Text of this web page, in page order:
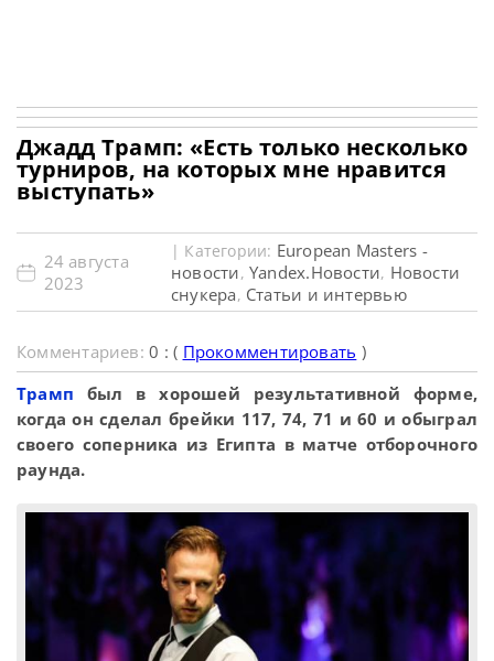
Джадд Трамп: «Есть только несколько
турниров, на которых мне нравится
выступать»
24 августа
2023
| Категории: European Masters -
новости, Yandex.Новости, Новости
снукера, Статьи и интервью
Комментариев:0 : ( Прокомментировать )
Трамп был в хорошей результативной форме,
когда он сделал брейки 117, 74, 71 и 60 и обыграл
своего соперника из Египта в матче отборочного
раунда.